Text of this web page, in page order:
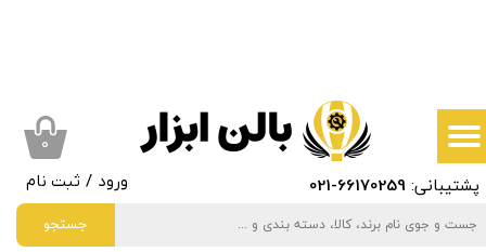
جستجو
پشتیبانی:66170259
-021 ورود / ثبت نام
سفارشات
خروج از حساب کاربری
۰